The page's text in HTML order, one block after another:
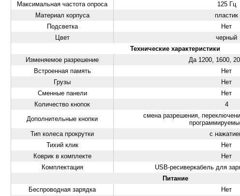
Максимальная частота опроса
125 Гц
Материал корпуса
пластик
Подсветка
Нет
Цвет
черный
Технические характеристики
Изменяемое разрешение
Да 1200, 1600,
Встроенная память
Нет
Грузы
Нет
Сменные панели
Нет
Количество кнопок
4
Дополнительные кнопки
смена разрешения,
Тип колеса прокрутки
с
Тихий клик
Нет
Коврик в комплекте
Нет
Комплектация
USB-ресиверкабель для
Питание
Беспроводная зарядка
Нет